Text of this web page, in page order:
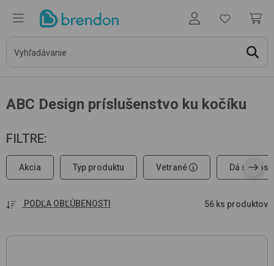
ABC Design príslušenstvo ku kočíku
FILTRE:
Akcia Typ produktu Vetrané Dá sa
PODĽA OBĽÚBENOSTI 56 ks produktov